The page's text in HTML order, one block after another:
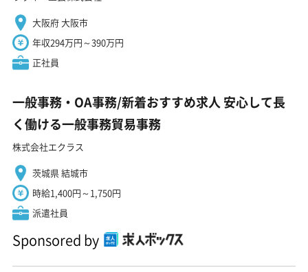
大阪府 大阪市
年収294万円～390万円
正社員
一般事務・OA事務/新着おすすめ求人 安心して長
く働ける一般事務貿易事務
株式会社エクラス
茨城県 結城市
時給1,400円～1,750円
派遣社員
Sponsored by